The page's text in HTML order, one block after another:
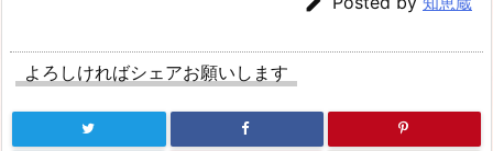
よろしければシェアお願いします